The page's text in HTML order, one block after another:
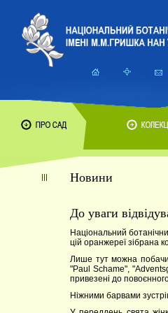
Новини
До уваги
Національний
цій оранжереї зібрана
Лише тут можна
"Paul Schame",
привезені до
Ніжними барвами